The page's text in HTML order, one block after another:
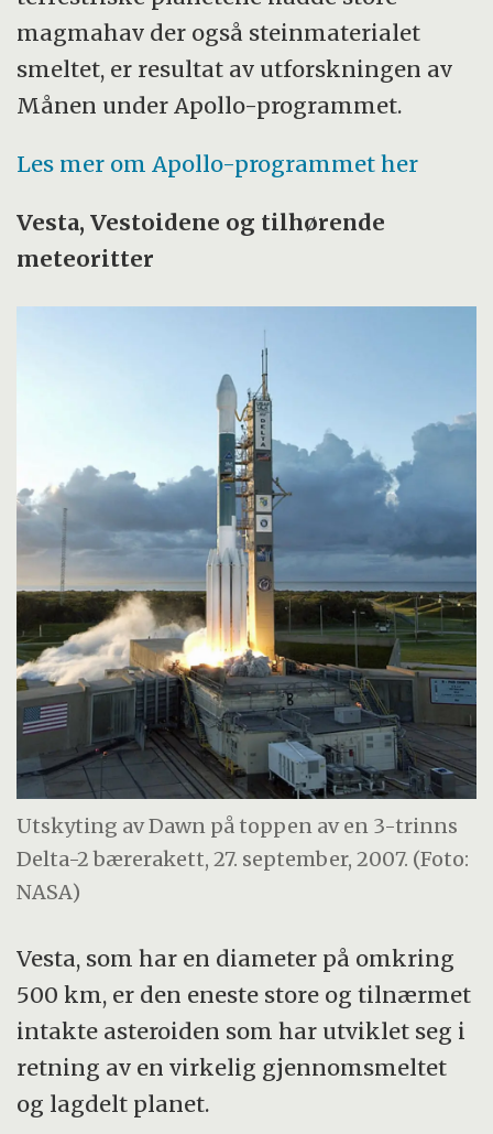
magmahav der også steinmaterialet
smeltet, er resultat av utforskningen av
Månen under Apollo-programmet.
Les mer om Apollo-programmet her
Vesta, Vestoidene og tilhørende
meteoritter
Utskyting av Dawn på toppen av en 3-trinns
Delta-2 bærerakett, 27. september, 2007. (Foto:
NASA)
Vesta, som har en diameter på omkring
500 km, er den eneste store og tilnærmet
intakte asteroiden som har utviklet seg i
retning av en virkelig gjennomsmeltet
og lagdelt planet.